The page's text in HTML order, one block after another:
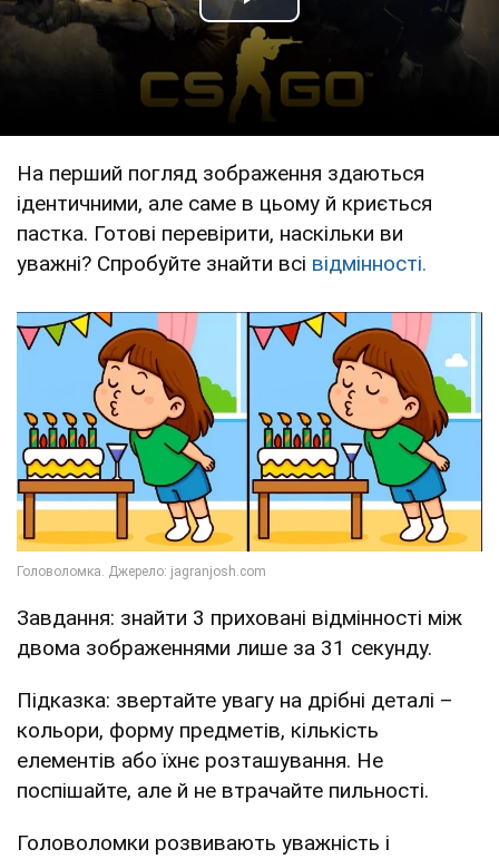
Play Video
На перший погляд зображення здаються
ідентичними, але саме в цьому й криється
пастка. Готові перевірити, наскільки ви
уважні? Спробуйте знайти всі відмінності.
Завдання: знайти 3 приховані відмінності між
двома зображеннями лише за 31 секунду.
Підказка: звертайте увагу на дрібні деталі –
кольори, форму предметів, кількість
елементів або їхнє розташування. Не
поспішайте, але й не втрачайте пильності.
Головоломки розвивають уважність і